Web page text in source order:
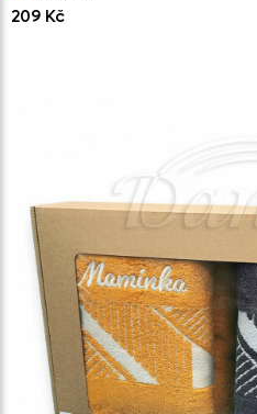
209 Kč